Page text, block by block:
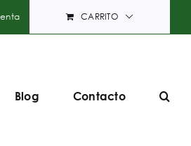
CARRITO
Blog Contacto